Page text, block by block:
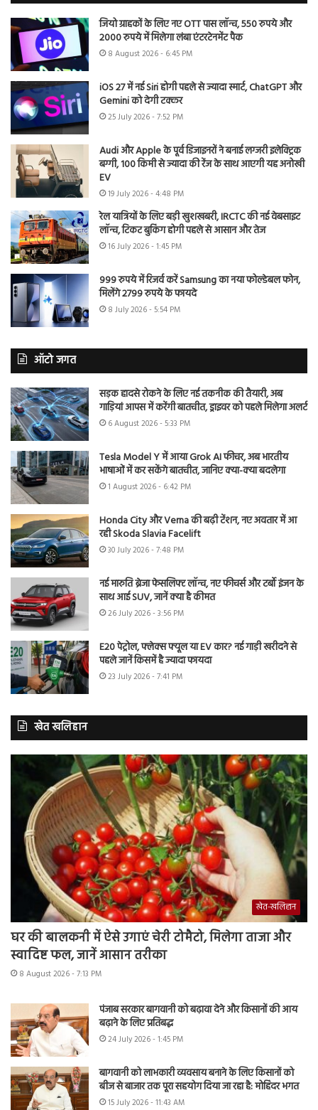
जियो ग्राहकों के लिए नए OTT पास लॉन्च, 550 रुपये और
2000 रुपये में मिलेगा लंबा एंटरटेनमेंट पैक
8 August 2026 - 6:45 PM
iOS 27 में नई Siri होगी पहले से ज्यादा स्मार्ट, ChatGPT और
Gemini को देगी टक्कर
25 July 2026 - 7:52 PM
Audi और Apple के पूर्व डिजाइनरों ने बनाई लग्जरी इलेक्ट्रिक
बग्गी, 100 किमी से ज्यादा की रेंज के साथ आएगी यह अनोखी
EV
19 July 2026 - 4:48 PM
रेल यात्रियों के लिए बड़ी खुशखबरी, IRCTC की नई वेबसाइट
लॉन्च, टिकट बुकिंग होगी पहले से आसान और तेज
16 July 2026 - 1:45 PM
999 रुपये में रिजर्व करें Samsung का नया फोल्डेबल फोन,
मिलेंगे 2799 रुपये के फायदे
8 July 2026 - 5:54 PM
ऑटो जगत
सड़क हादसे रोकने के लिए नई तकनीक की तैयारी, अब
गाड़ियां आपस में करेंगी बातचीत, ड्राइवर को पहले मिलेगा अलर्ट
6 August 2026 - 5:33 PM
Tesla Model Y में आया Grok AI फीचर, अब भारतीय
भाषाओं में कर सकेंगे बातचीत, जानिए क्या-क्या बदलेगा
1 August 2026 - 6:42 PM
Honda City और Verna की बढ़ी टेंशन, नए अवतार में आ
रही Skoda Slavia Facelift
30 July 2026 - 7:48 PM
नई मारुति ब्रेजा फेसलिफ्ट लॉन्च, नए फीचर्स और टर्बो इंजन के
साथ आई SUV, जानें क्या है कीमत
26 July 2026 - 3:56 PM
E20 पेट्रोल, फ्लेक्स फ्यूल या EV कार? नई गाड़ी खरीदने से
पहले जानें किसमें है ज्यादा फायदा
23 July 2026 - 7:41 PM
खेत खलिहान
खेत-खलिहान
घर की बालकनी में ऐसे उगाएं चेरी टोमैटो, मिलेगा ताजा और
स्वादिष्ट फल, जानें आसान तरीका
8 August 2026 - 7:13 PM
पंजाब सरकार बागवानी को बढ़ावा देने और किसानों की आय
बढ़ाने के लिए प्रतिबद्ध
24 July 2026 - 1:45 PM
बागवानी को लाभकारी व्यवसाय बनाने के लिए किसानों को
बीज से बाजार तक पूरा सहयोग दिया जा रहा है: मोहिंदर भगत
15 July 2026 - 11:43 AM